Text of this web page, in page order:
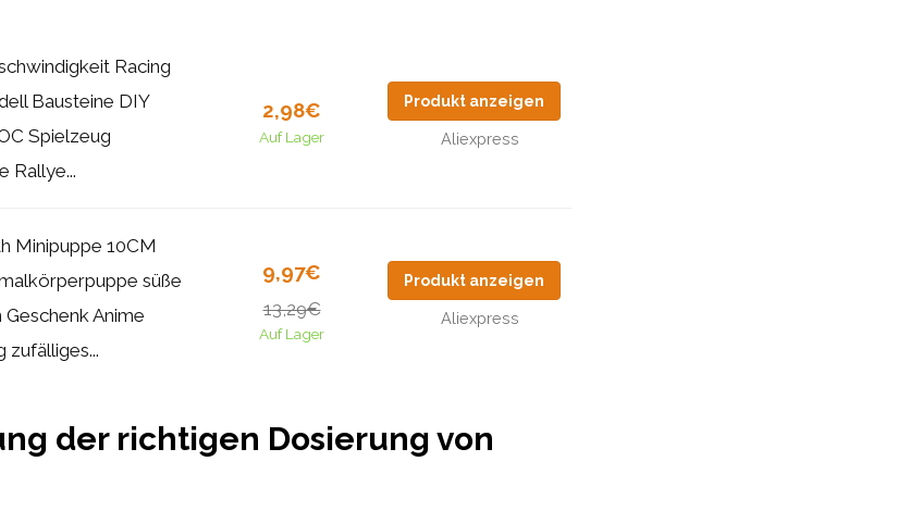
Racing
Bausteine DIY
Spielzeug
Rallye...
2,98€
Auf Lager
Produkt anzeigen
Aliexpress
Minipuppe 10CM
süße
Anime
zufälliges...
9,97€
13,29€
Auf Lager
Produkt anzeigen
Aliexpress
der richtigen Dosierung von